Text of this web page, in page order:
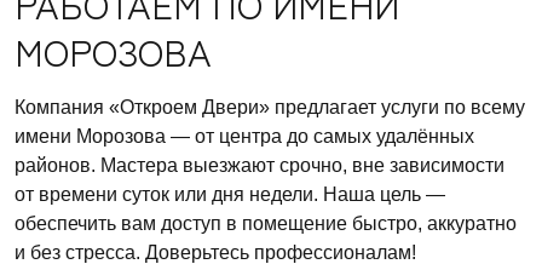
МОРОЗОВА
Компания «Откроем Двери» предлагает услуги по всему
имени Морозова — от центра до самых удалённых
районов. Мастера выезжают срочно, вне зависимости
от времени суток или дня недели. Наша цель —
обеспечить вам доступ в помещение быстро, аккуратно
и без стресса. Доверьтесь профессионалам!